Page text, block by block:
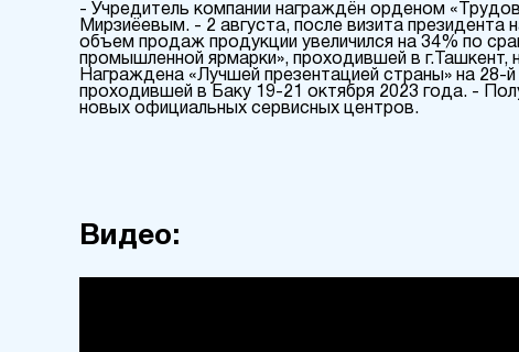
- Учредитель компании награждён орденом
Мирзиёевым. - 2 августа, после визита
объем продаж продукции увеличился на 34% по
промышленной ярмарки», проходившей в
Награждена «Лучшей презентацией страны» на
проходившей в Баку 19-21 октября 2023 года. -
новых официальных сервисных центров.
Видео: